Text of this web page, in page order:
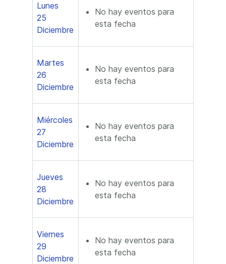
Lunes
25
Diciembre
No hay eventos para
esta fecha
Martes
26
Diciembre
No hay eventos para
esta fecha
Miércoles
27
Diciembre
No hay eventos para
esta fecha
Jueves
28
Diciembre
No hay eventos para
esta fecha
Viernes
29
Diciembre
No hay eventos para
esta fecha